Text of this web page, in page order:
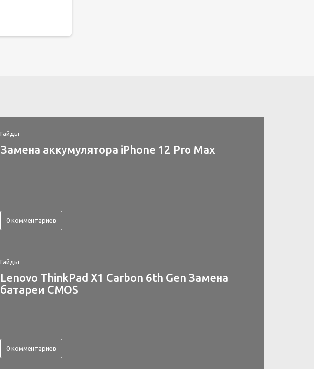
Гайды
Замена аккумулятора iPhone 12 Pro Max
0 комментариев
Гайды
Lenovo ThinkPad X1 Carbon 6th Gen Замена
батареи CMOS
0 комментариев